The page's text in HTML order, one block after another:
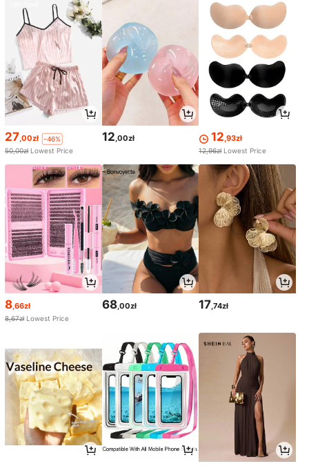
27,00zł
-46%
50,00zł Lowest Price
12,00zł 12,93zł
12,96zł Lowest Price
8,66zł
8,67zł Lowest Price
68,00zł 17,74zł